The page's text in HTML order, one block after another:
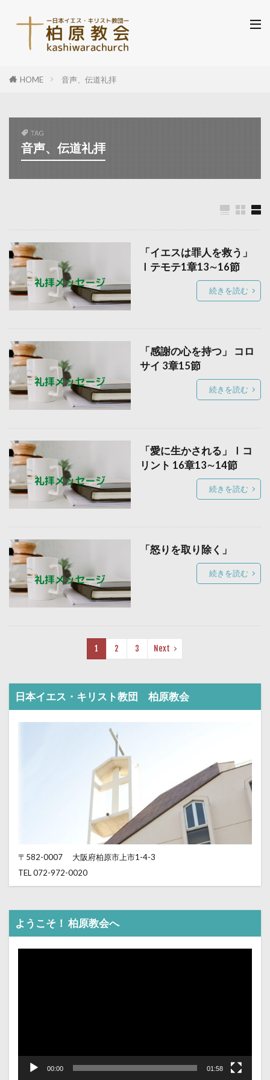
HOME 音声、伝道礼拝
TAG
音声、伝道礼拝
「イエスは罪人を救う」
Ⅰテモテ1章13∼16節
続きを読む
「感謝の心を持つ」 コロ
サイ 3章15節
続きを読む
「愛に生かされる」Ⅰコ
リント 16章13∼14節
続きを読む
「怒りを取り除く」
続きを読む
1 2 3 Next
日本イエス・キリスト教団 柏原教会
〒582-0007
大阪府柏原市上市1-4-3
TEL 072-972-0020
ようこそ！ 柏原教会へ
動
00:00 01:58